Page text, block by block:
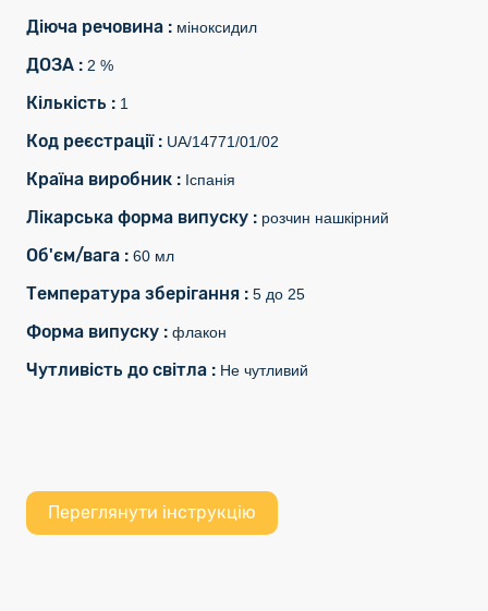
Діюча речовина : міноксидил
ДОЗА : 2 %
Кількість : 1
Код реєстрації : UA/14771/01/02
Країна виробник : Іспанія
Лікарська форма випуску : розчин нашкірний
Об'єм/вага : 60 мл
Температура зберігання : 5 до 25
Форма випуску : флакон
Чутливість до світла : Не чутливий
Переглянути інструкцію